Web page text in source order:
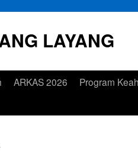
LAYANG
ARKAS 2026
Program